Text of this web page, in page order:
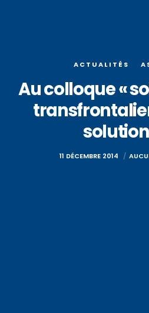
ACTUALITÉS
Au colloque «
11 DÉCEMBRE 2014